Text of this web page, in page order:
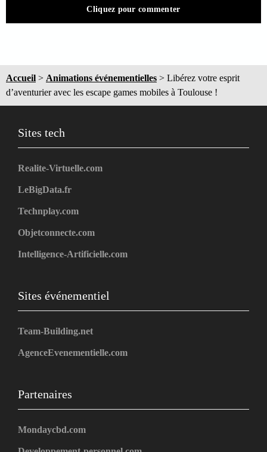
Cliquez pour commenter
Accueil > Animations événementielles > Libérez votre esprit
d’aventurier avec les escape games mobiles à Toulouse !
Sites tech
Realite-Virtuelle.com
LeBigData.fr
Technplay.com
Objetconnecte.com
Intelligence-Artificielle.com
Sites événementiel
Team-Building.net
AgenceEvenementielle.com
Partenaires
Mondaycbd.com